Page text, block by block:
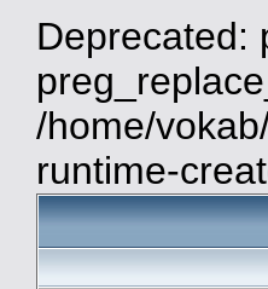
Deprecated:
/home/
runtime-